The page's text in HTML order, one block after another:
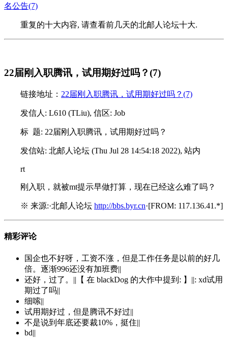
名公告(7)
重复的十大内容, 请查看前几天的北邮人论坛十大.
22届刚入职腾讯，试用期好过吗？(7)
链接地址： 22届刚入职腾讯，试用期好过吗？(7)
发信人: L610 (TLiu), 信区: Job
标 题: 22届刚入职腾讯，试用期好过吗？
发信站: 北邮人论坛 (Thu Jul 28 14:54:18 2022), 站内
rt
刚入职，就被mt提示早做打算，现在已经这么难了吗？
※ 来源:·北邮人论坛 http://bbs.byr.cn·[FROM: 117.136.41.*]
精彩评论
国企也不好呀，工资不涨，但是工作任务是以前的好几
倍。逐渐996还没有加班费||
还好，过了。||【 在 blackDog 的大作中提到: 】||: xd试用
期过了吗||
细嗦||
试用期好过，但是腾讯不好过||
不是说到年底还要裁10%，挺住||
bd||